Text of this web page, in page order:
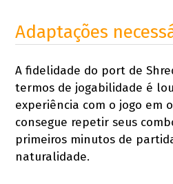
Adaptações
A fidelidade do port de
termos de jogabilidade é
experiência com o jogo em
consegue repetir seus
primeiros minutos de
naturalidade.